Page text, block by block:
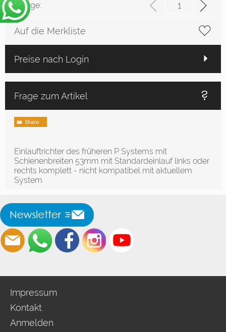
Menge:
Auf die Merkliste
Preise nach Login
Frage zum Artikel
Einlauftrichter des früheren P Systems mit
Schienenbreiten 53mm mit Standardeinlauf links oder
rechts komplett - nicht kompatibel mit aktuellem
System
Impressum
Kontakt
Anmelden